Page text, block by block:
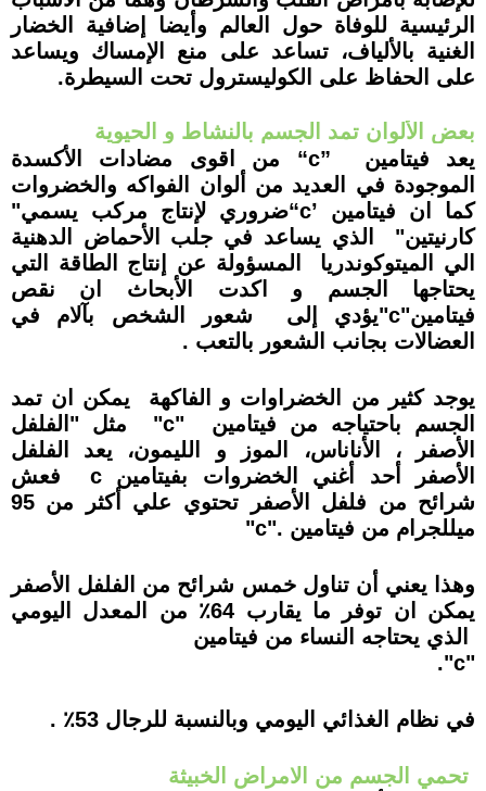
الرئيسية للوفاة حول العالم وأيضا إضافية الخضار
الغنية بالألياف، تساعد على منع الإمساك ويساعد
على الحفاظ على الكوليسترول تحت السيطرة.
بعض الألوان تمد الجسم بالنشاط و الحيوية
يعد فيتامين
“c” من اقوى مضادات الأكسدة
الموجودة في العديد من ألوان الفواكه والخضروات
كما ان فيتامين
“c’ضروري لإنتاج مركب يسمي"
كارنيتين" الذي يساعد في جلب الأحماض الدهنية
الي الميتوكوندريا المسؤولة عن إنتاج الطاقة التي
يحتاجها الجسم و اكدت الأبحاث ان نقص
فيتامين"c
"يؤدي إلى
شعور الشخص بآلام في
العضالات بجانب الشعور بالتعب .
يوجد كثير من الخضراوات و الفاكهة يمكن ان تمد
الجسم باحتياجه من فيتامين "c"
مثل "الفلفل
الأصفر ، الأناناس، الموز و الليمون، يعد الفلفل
الأصفر أحد أغني الخضروات بفيتامينc
فعش
شرائح من فلفل الأصفر تحتوي علي أكثر من 95
ميللجرام من فيتامين "c".
وهذا يعني أن تناول خمس شرائح من الفلفل الأصفر
يمكن ان
توفر ما يقارب 64٪ من المعدل اليومي
الذي يحتاجه النساء من فيتامين
."c"
في نظام الغذائي اليومي وبالنسبة للرجال 53٪ .
تحمي الجسم من الامراض الخبيثة